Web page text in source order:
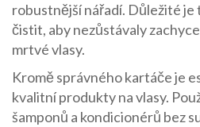
robustnější nářadí. Důležité
čistit, aby nezůstávaly
mrtvé vlasy.
Kromě správného kartáče je
kvalitní produkty na vlasy.
šamponů a kondicionérů bez